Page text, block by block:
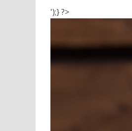
');} ?>